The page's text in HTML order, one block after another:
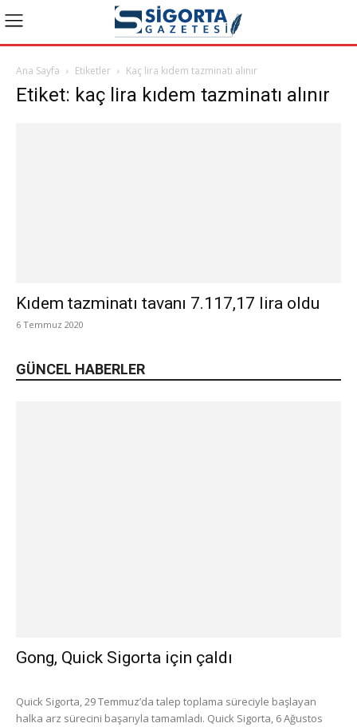
Ana Sayfa Etiketler Kaç lira kıdem tazminatı alınır
Etiket: kaç lira kıdem tazminatı alınır
Kıdem tazminatı tavanı 7.117,17 lira oldu
6 Temmuz 2020
GÜNCEL HABERLER
Gong, Quick Sigorta için çaldı
Quick Sigorta, 29 Temmuz’da talep toplama süreciyle başlayan
halka arz sürecini başarıyla tamamladı. Quick Sigorta, 6 Ağustos